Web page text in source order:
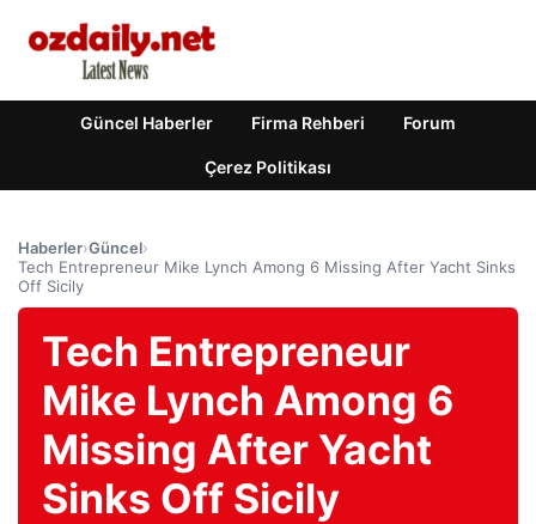
Güncel Haberler Firma Rehberi Forum
Çerez Politikası
Haberler›Güncel›
Tech Entrepreneur Mike Lynch Among 6 Missing After Yacht Sinks
Off Sicily
Tech Entrepreneur
Mike Lynch Among 6
Missing After Yacht
Sinks Off Sicily